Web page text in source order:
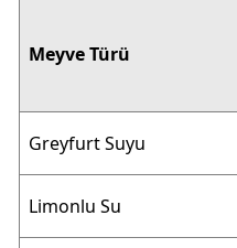
Meyve Türü
Greyfurt Suyu
Limonlu Su